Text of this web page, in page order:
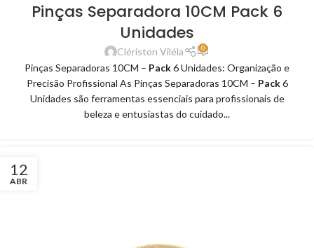
Pinças Separadora 10CM Pack 6
Unidades
Clériston Viléla 0
Pinças Separadoras 10CM – Pack6 Unidades: Organização e
Precisão Profissional As Pinças Separadoras 10CM – Pack6
Unidades são ferramentas essenciais para profissionais de
beleza e entusiastas do cuidado...
12
ABR